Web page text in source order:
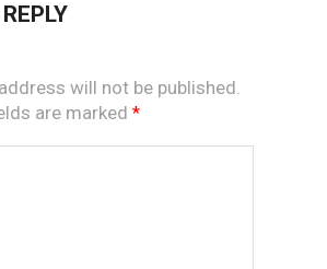
will not be published.
are marked *